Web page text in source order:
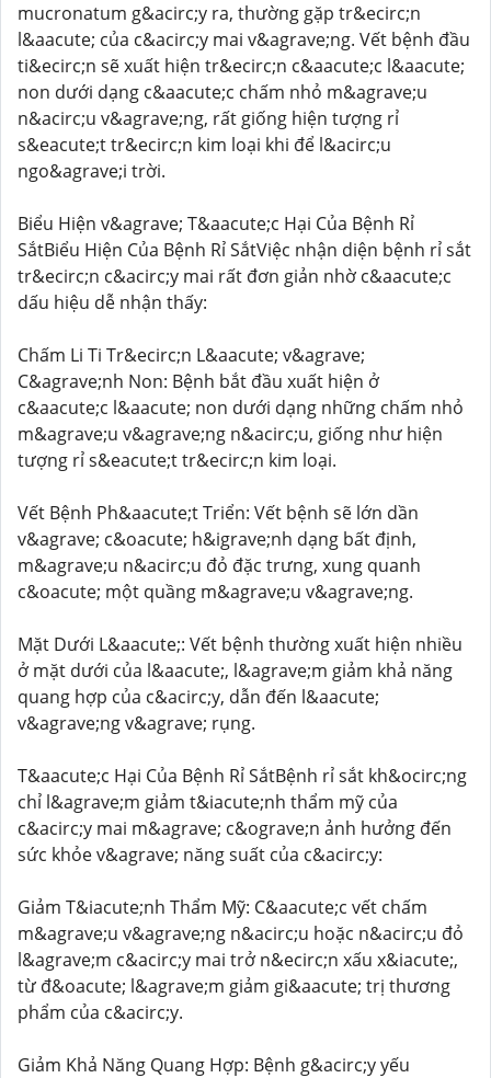
mucronatum g&acirc;y ra, thường gặp tr&ecirc;n
l&aacute; của c&acirc;y mai v&agrave;ng. Vết bệnh đầu
ti&ecirc;n sẽ xuất hiện tr&ecirc;n c&aacute;c l&aacute;
non dưới dạng c&aacute;c chấm nhỏ m&agrave;u
n&acirc;u v&agrave;ng, rất giống hiện tượng rỉ
s&eacute;t tr&ecirc;n kim loại khi để l&acirc;u
ngo&agrave;i trời.
Biểu Hiện v&agrave; T&aacute;c Hại Của Bệnh Rỉ
SắtBiểu Hiện Của Bệnh Rỉ SắtViệc nhận diện bệnh rỉ sắt
tr&ecirc;n c&acirc;y mai rất đơn giản nhờ c&aacute;c
dấu hiệu dễ nhận thấy:
Chấm Li Ti Tr&ecirc;n L&aacute; v&agrave;
C&agrave;nh Non: Bệnh bắt đầu xuất hiện ở
c&aacute;c l&aacute; non dưới dạng những chấm nhỏ
m&agrave;u v&agrave;ng n&acirc;u, giống như hiện
tượng rỉ s&eacute;t tr&ecirc;n kim loại.
Vết Bệnh Ph&aacute;t Triển: Vết bệnh sẽ lớn dần
v&agrave; c&oacute; h&igrave;nh dạng bất định,
m&agrave;u n&acirc;u đỏ đặc trưng, xung quanh
c&oacute; một quầng m&agrave;u v&agrave;ng.
Mặt Dưới L&aacute;: Vết bệnh thường xuất hiện nhiều
ở mặt dưới của l&aacute;, l&agrave;m giảm khả năng
quang hợp của c&acirc;y, dẫn đến l&aacute;
v&agrave;ng v&agrave; rụng.
T&aacute;c Hại Của Bệnh Rỉ SắtBệnh rỉ sắt kh&ocirc;ng
chỉ l&agrave;m giảm t&iacute;nh thẩm mỹ của
c&acirc;y mai m&agrave; c&ograve;n ảnh hưởng đến
sức khỏe v&agrave; năng suất của c&acirc;y:
Giảm T&iacute;nh Thẩm Mỹ: C&aacute;c vết chấm
m&agrave;u v&agrave;ng n&acirc;u hoặc n&acirc;u đỏ
l&agrave;m c&acirc;y mai trở n&ecirc;n xấu x&iacute;,
từ đ&oacute; l&agrave;m giảm gi&aacute; trị thương
phẩm của c&acirc;y.
Giảm Khả Năng Quang Hợp: Bệnh g&acirc;y yếu